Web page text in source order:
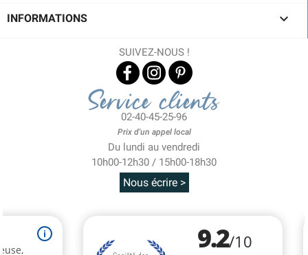
INFORMATIONS 
SUIVEZ-NOUS !
Service clients
02-40-45-25-96
Prix d'un appel local
Du lundi au vendredi
10h00-12h30 / 15h00-18h30
Nous écrire >